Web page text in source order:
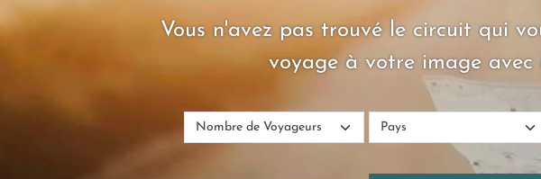
Vous n'avez pas trouvé le circuit qui
voyage à votre image avec